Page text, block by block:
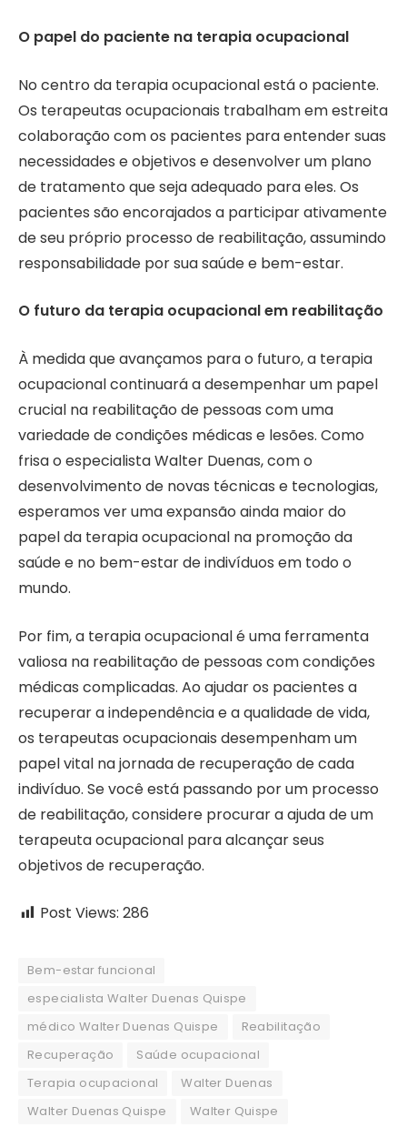
O papel do paciente na terapia ocupacional
No centro da terapia ocupacional está o paciente.
Os terapeutas ocupacionais trabalham em estreita
colaboração com os pacientes para entender suas
necessidades e objetivos e desenvolver um plano
de tratamento que seja adequado para eles. Os
pacientes são encorajados a participar ativamente
de seu próprio processo de reabilitação, assumindo
responsabilidade por sua saúde e bem-estar.
O futuro da terapia ocupacional em reabilitação
À medida que avançamos para o futuro, a terapia
ocupacional continuará a desempenhar um papel
crucial na reabilitação de pessoas com uma
variedade de condições médicas e lesões. Como
frisa o especialista Walter Duenas, com o
desenvolvimento de novas técnicas e tecnologias,
esperamos ver uma expansão ainda maior do
papel da terapia ocupacional na promoção da
saúde e no bem-estar de indivíduos em todo o
mundo.
Por fim, a terapia ocupacional é uma ferramenta
valiosa na reabilitação de pessoas com condições
médicas complicadas. Ao ajudar os pacientes a
recuperar a independência e a qualidade de vida,
os terapeutas ocupacionais desempenham um
papel vital na jornada de recuperação de cada
indivíduo. Se você está passando por um processo
de reabilitação, considere procurar a ajuda de um
terapeuta ocupacional para alcançar seus
objetivos de recuperação.
Post Views: 286
Bem-estar funcional
especialista Walter Duenas Quispe
médico Walter Duenas Quispe
Reabilitação
Recuperação
Saúde ocupacional
Terapia ocupacional
Walter Duenas
Walter Duenas Quispe
Walter Quispe